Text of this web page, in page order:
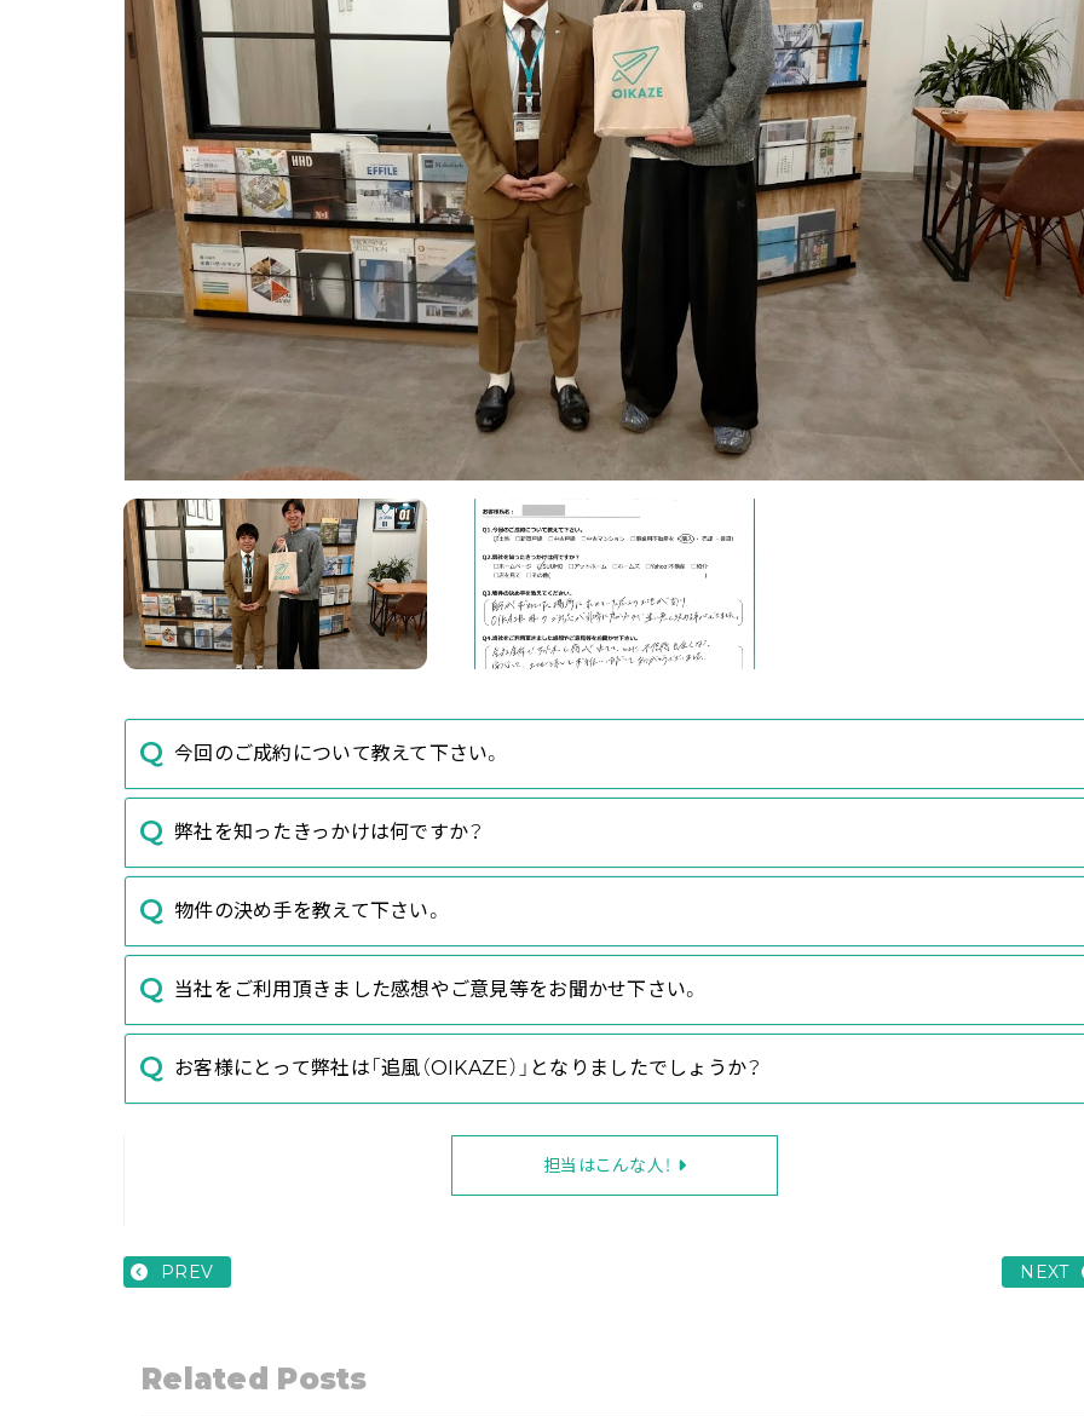
今回のご成約について教えて下さい。
弊社を知ったきっかけは何ですか？
物件の決め手を教えて下さい。
当社をご利用頂きました感想やご意見等をお聞かせ下さい。
お客様にとって弊社は「追風（OIKAZE）」となりましたでしょうか？
担当はこんな人！
PREV NEXT
Related Posts